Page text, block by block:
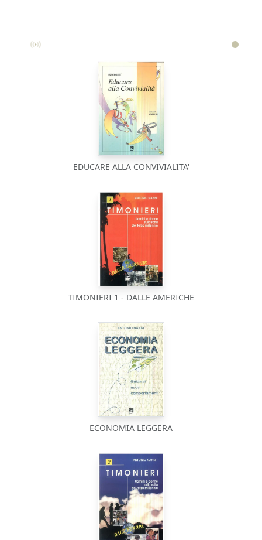
EDUCARE ALLA CONVIVIALITA'
TIMONIERI 1 - DALLE AMERICHE
ECONOMIA LEGGERA